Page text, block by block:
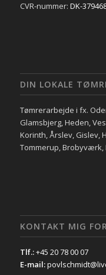
CVR-nummer: DK-
DIN LOKALE
Tømrerarbejde i fx.
Glamsbjerg, Heden,
Korinth, Årslev, Gislev,
Tommerup, Brobyværk,
KONTAKT MIG
Tlf.:‭+45 20 78 00 07‬
E-mail: